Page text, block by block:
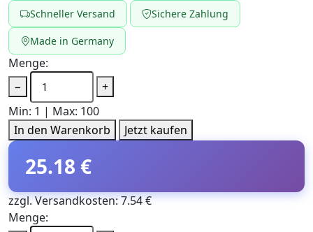
Schneller Versand Sichere Zahlung
Made in Germany
Menge:
−
+
Min: 1 | Max: 100
In den Warenkorb
Jetzt kaufen
25.18 €
zzgl. Versandkosten: 7.54 €
Menge: